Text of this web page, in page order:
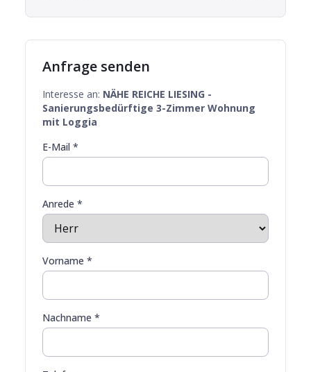
Anfrage senden
Interesse an: NÄHE REICHE LIESING -
Sanierungsbedürftige 3-Zimmer Wohnung
mit Loggia
E-Mail *
Anrede *
Vorname *
Nachname *